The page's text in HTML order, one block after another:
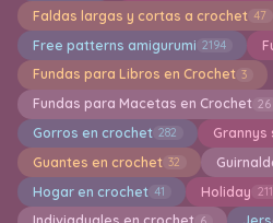
Faldas largas y cortas a crochet 47
Free patterns amigurumi 2194
Fundas para Libros en Crochet 3
Fundas para Macetas en Crochet 26
Gorros en crochet 282 Grannys
Guantes en crochet 32
Hogar en crochet 41 Holiday 211